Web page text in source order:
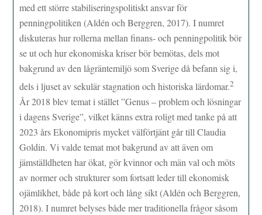
med ett större stabiliseringspolitiskt ansvar för
penningpolitiken (Aldén och Berggren, 2017). I numret
diskuteras hur rollerna mellan finans- och penningpolitik bör
se ut och hur ekonomiska kriser bör bemötas, dels mot
bakgrund av den lågräntemiljö som Sverige då befann sig i,
dels i ljuset av sekulär stagnation och historiska lärdomar.2
År 2018 blev temat i stället ”Genus – problem och lösningar
i dagens Sverige”, vilket känns extra roligt med tanke på att
2023 års Ekonomipris mycket välförtjänt går till Claudia
Goldin. Vi valde temat mot bakgrund av att även om
jämställdheten har ökat, gör kvinnor och män val och möts
av normer och strukturer som fortsatt leder till ekonomisk
ojämlikhet, både på kort och lång sikt (Aldén och Berggren,
2018). I numret belyses både mer traditionella frågor såsom